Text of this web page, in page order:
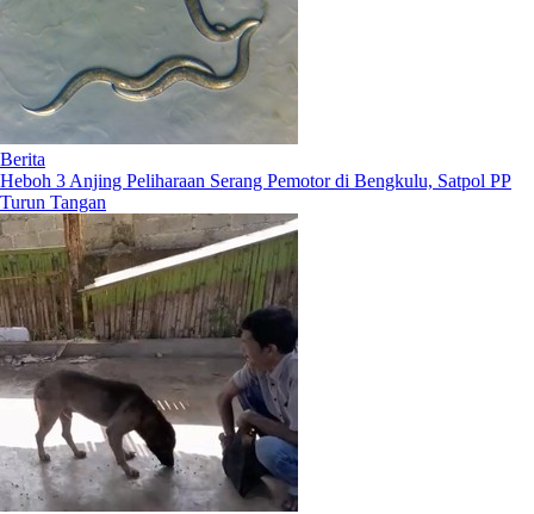
Berita
Heboh 3 Anjing Peliharaan Serang Pemotor di Bengkulu, Satpol PP
Turun Tangan